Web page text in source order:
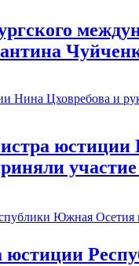
юстиции
юстиции